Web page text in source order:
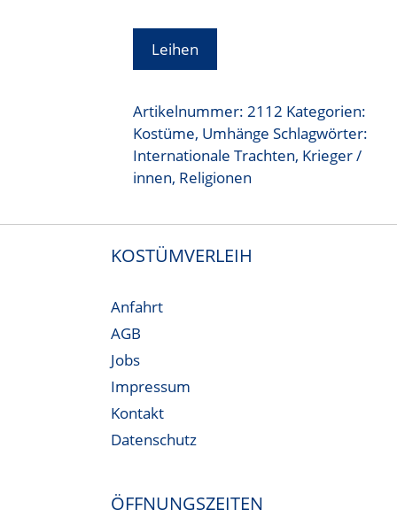
Leihen
Artikelnummer:2112 Kategorien:
Kostüme, Umhänge Schlagwörter:
Internationale Trachten, Krieger /
innen, Religionen
KOSTÜMVERLEIH
Anfahrt
AGB
Jobs
Impressum
Kontakt
Datenschutz
ÖFFNUNGSZEITEN